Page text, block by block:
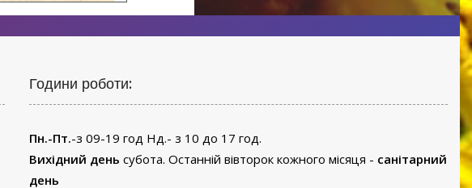
Години роботи:
Пн.-Пт.-з 09-19 год Нд.- з 10 до 17 год.
Вихідний день субота. Останній вівторок кожного місяця - санітарний
день